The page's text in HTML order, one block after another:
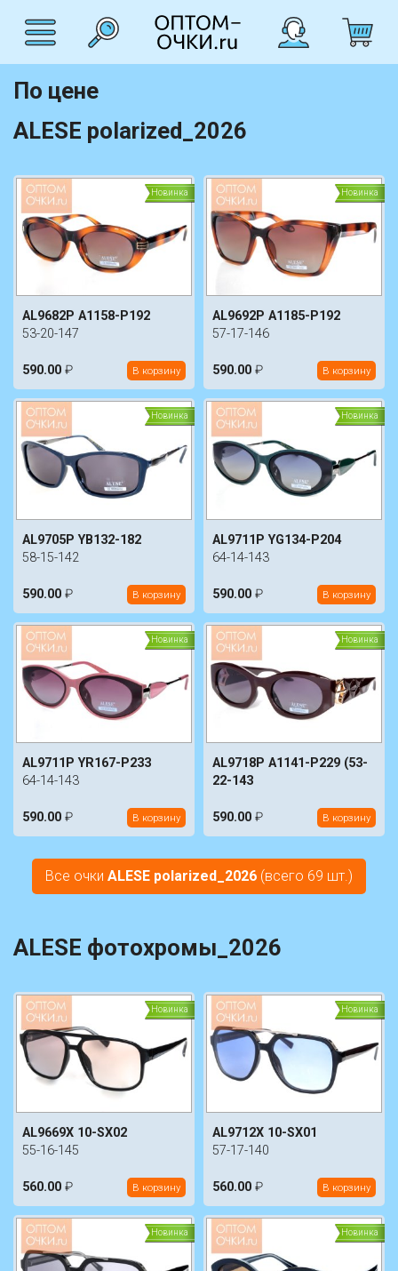
По цене
ALESE polarized_2026
Новинка
AL9682P A1158-P192
53-20-147
590.00 ₽ В корзину
Новинка
AL9692P A1185-P192
57-17-146
590.00 ₽ В корзину
Новинка
AL9705P YB132-182
58-15-142
590.00 ₽ В корзину
Новинка
AL9711P YG134-P204
64-14-143
590.00 ₽ В корзину
Новинка
AL9711P YR167-P233
64-14-143
590.00 ₽ В корзину
Новинка
AL9718P A1141-P229 (53-
22-143
590.00 ₽ В корзину
Все очки ALESE polarized_2026 (всего 69 шт.)
ALESE фотохромы_2026
Новинка
AL9669X 10-SX02
55-16-145
560.00 ₽ В корзину
Новинка
AL9712X 10-SX01
57-17-140
560.00 ₽ В корзину
Новинка Новинка